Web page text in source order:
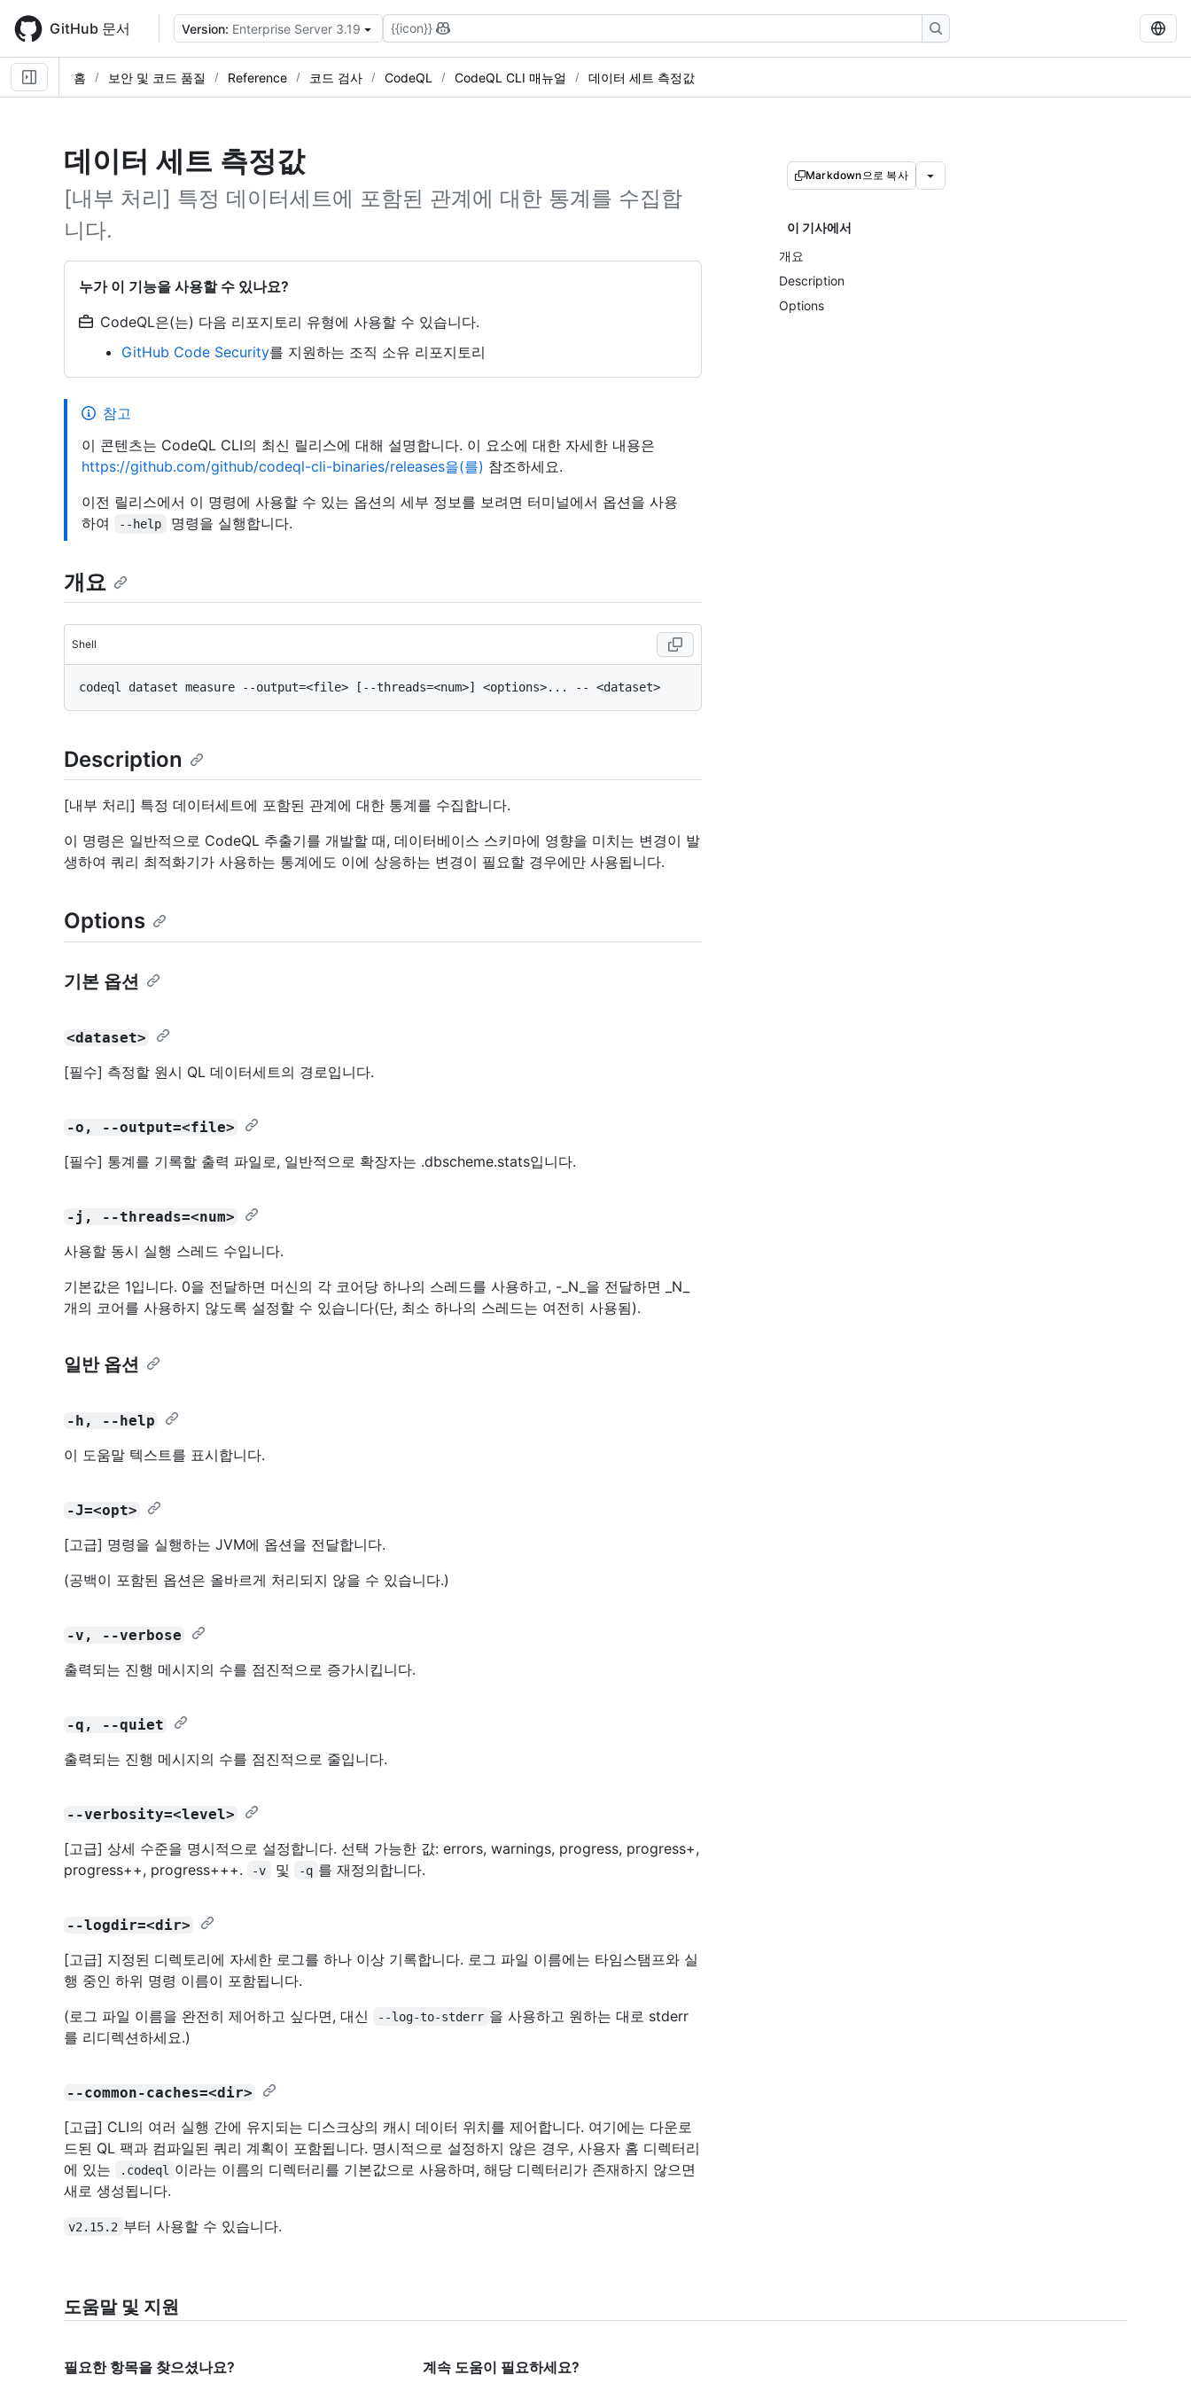
main
content
GitHub 문서 Version: Enterprise Server 3.19 {{icon}}
홈 보안 및 코드 품질 Reference 코드 검사 CodeQL CodeQL CLI 매뉴얼 데이터 세트 측정값
데이터 세트 측정값
[내부 처리] 특정 데이터세트에 포함된 관계에 대한 통계를 수집합
니다.
누가 이 기능을 사용할 수 있나요?
CodeQL은(는) 다음 리포지토리 유형에 사용할 수 있습니다.
GitHub Code Security를 지원하는 조직 소유 리포지토리
Markdown으로 복사
이 기사에서
개요
Description
Options
참고
이 콘텐츠는 CodeQL CLI의 최신 릴리스에 대해 설명합니다. 이 요소에 대한 자세한 내용은
https://github.com/github/codeql-cli-binaries/releases을(를) 참조하세요.
이전 릴리스에서 이 명령에 사용할 수 있는 옵션의 세부 정보를 보려면 터미널에서 옵션을 사용
하여
--help 명령을 실행합니다.
개요
Shell
Description
[내부 처리] 특정 데이터세트에 포함된 관계에 대한 통계를 수집합니다.
이 명령은 일반적으로 CodeQL 추출기를 개발할 때, 데이터베이스 스키마에 영향을 미치는 변경이 발
생하여 쿼리 최적화기가 사용하는 통계에도 이에 상응하는 변경이 필요할 경우에만 사용됩니다.
Options
기본 옵션
<dataset>
[필수] 측정할 원시 QL 데이터세트의 경로입니다.
-o, --output=<file>
[필수] 통계를 기록할 출력 파일로, 일반적으로 확장자는 .dbscheme.stats입니다.
-j, --threads=<num>
사용할 동시 실행 스레드 수입니다.
기본값은 1입니다. 0을 전달하면 머신의 각 코어당 하나의 스레드를 사용하고, -_N_을 전달하면 _N_
개의 코어를 사용하지 않도록 설정할 수 있습니다(단, 최소 하나의 스레드는 여전히 사용됨).
일반 옵션
-h, --help
이 도움말 텍스트를 표시합니다.
-J=<opt>
[고급] 명령을 실행하는 JVM에 옵션을 전달합니다.
(공백이 포함된 옵션은 올바르게 처리되지 않을 수 있습니다.)
-v, --verbose
출력되는 진행 메시지의 수를 점진적으로 증가시킵니다.
-q, --quiet
출력되는 진행 메시지의 수를 점진적으로 줄입니다.
--verbosity=<level>
[고급] 상세 수준을 명시적으로 설정합니다. 선택 가능한 값: errors, warnings, progress, progress+,
progress++, progress+++.
-v 및 -q 를 재정의합니다.
--logdir=<dir>
[고급] 지정된 디렉토리에 자세한 로그를 하나 이상 기록합니다. 로그 파일 이름에는 타임스탬프와 실
행 중인 하위 명령 이름이 포함됩니다.
(로그 파일 이름을 완전히 제어하고 싶다면, 대신
--log-to-stderr 을 사용하고 원하는 대로 stderr
를 리디렉션하세요.)
--common-caches=<dir>
[고급] CLI의 여러 실행 간에 유지되는 디스크상의 캐시 데이터 위치를 제어합니다. 여기에는 다운로
드된 QL 팩과 컴파일된 쿼리 계획이 포함됩니다. 명시적으로 설정하지 않은 경우, 사용자 홈 디렉터리
에 있는
.codeql
이라는 이름의 디렉터리를 기본값으로 사용하며, 해당 디렉터리가 존재하지 않으면
새로 생성됩니다.
v2.15.2 부터 사용할 수 있습니다.
도움말 및 지원
필요한 항목을 찾으셨나요? 계속 도움이 필요하세요?